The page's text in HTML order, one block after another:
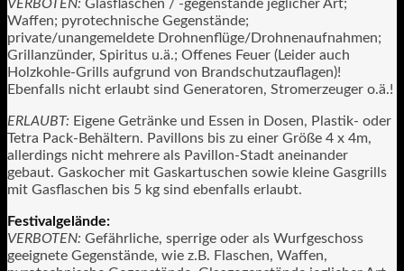
VERBOTEN: Glasflaschen / -gegenstände jeglicher Art;
Waffen; pyrotechnische Gegenstände;
private/unangemeldete Drohnenflüge/Drohnenaufnahmen;
Grillanzünder, Spiritus u.ä.; Offenes Feuer (Leider auch
Holzkohle-Grills aufgrund von Brandschutzauflagen)!
Ebenfalls nicht erlaubt sind Generatoren, Stromerzeuger o.ä.!
ERLAUBT: Eigene Getränke und Essen in Dosen, Plastik- oder
Tetra Pack-Behältern. Pavillons bis zu einer Größe 4 x 4m,
allerdings nicht mehrere als Pavillon-Stadt aneinander
gebaut. Gaskocher mit Gaskartuschen sowie kleine Gasgrills
mit Gasflaschen bis 5 kg sind ebenfalls erlaubt.
Festivalgelände:
VERBOTEN: Gefährliche, sperrige oder als Wurfgeschoss
geeignete Gegenstände, wie z.B. Flaschen, Waffen,